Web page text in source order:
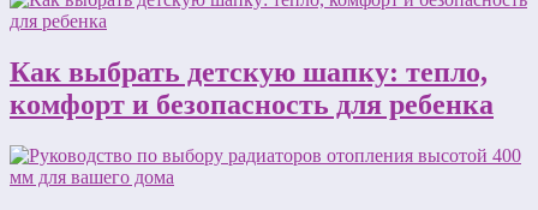
Как выбрать детскую шапку: тепло,
комфорт и безопасность для ребенка